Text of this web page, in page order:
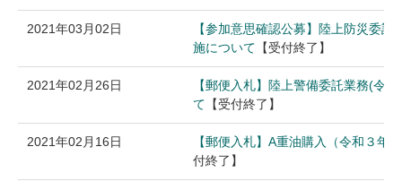
2021年03月02日
【参加意思確認公募】陸上防災委
施について 【受付終了】
2021年02月26日
【郵便入札】陸上警備委託業務(令
て 【受付終了】
2021年02月16日
【郵便入札】A重油購入（令和３年
付終了】